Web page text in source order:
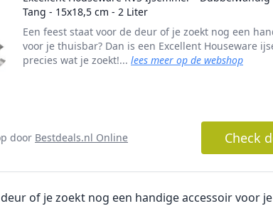
Tang - 15x18,5 cm - 2 Liter
Een feest staat voor de deur of je zoekt nog een
voor je thuisbar? Dan is een Excellent Houseware
precies wat je zoekt!... lees meer op de webshop
door Bestdeals.nl Online Check
of je zoekt nog een handige accessoir voor